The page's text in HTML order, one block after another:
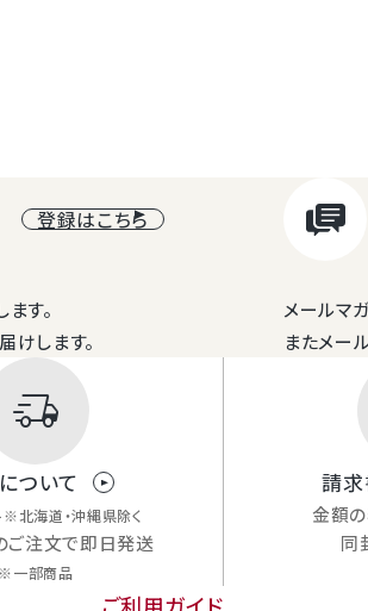
静岡県
登録はこちら
す。
けします。
メールマ
またメー
delivery_truck_speed
ついて
※北海道・沖縄県除く
ご注文で即日発送
※一部商品
請求
金額
同